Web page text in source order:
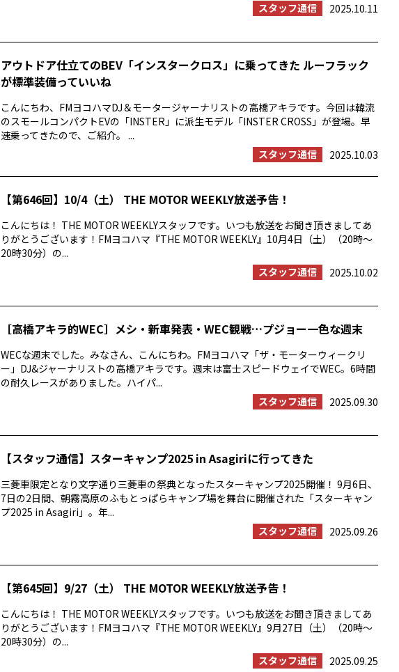
スタッフ通信
2025.10.11
アウトドア仕立てのBEV「インスタークロス」に乗ってきた ルーフラック
が標準装備っていいね
こんにちわ、FMヨコハマDJ＆モータージャーナリストの高橋アキラです。今回は韓流
のスモールコンパクトEVの「INSTER」に派生モデル「INSTER CROSS」が登場。早
速乗ってきたので、ご紹介。 ...
スタッフ通信
2025.10.03
【第646回】10/4（土） THE MOTOR WEEKLY放送予告！
こんにちは！ THE MOTOR WEEKLYスタッフです。いつも放送をお聞き頂きましてあ
りがとうございます！FMヨコハマ『THE MOTOR WEEKLY』10月4日（土）（20時〜
20時30分）の...
スタッフ通信
2025.10.02
［高橋アキラ的WEC］メシ・新車発表・WEC観戦…プジョー一色な週末
WECな週末でした。みなさん、こんにちわ。FMヨコハマ「ザ・モーターウィークリ
ー」DJ&ジャーナリストの高橋アキラです。週末は富士スピードウェイでWEC。6時間
の耐久レースがありました。ハイパ...
スタッフ通信
2025.09.30
【スタッフ通信】スターキャンプ2025 in Asagiriに行ってきた
三菱車限定となり文字通り三菱車の祭典となったスターキャンプ2025開催！ 9月6日、
7日の2日間、朝霧高原のふもとっぱらキャンプ場を舞台に開催された「スターキャン
プ2025 in Asagiri」。年...
スタッフ通信
2025.09.26
【第645回】9/27（土） THE MOTOR WEEKLY放送予告！
こんにちは！ THE MOTOR WEEKLYスタッフです。いつも放送をお聞き頂きましてあ
りがとうございます！FMヨコハマ『THE MOTOR WEEKLY』9月27日（土）（20時〜
20時30分）の...
スタッフ通信
2025.09.25